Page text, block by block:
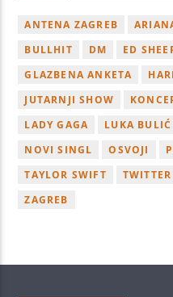
ANTENA ZAGREB
BULLHIT
DM ED
GLAZBENA ANKETA
JUTARNJI SHOW
LADY GAGA
LUKA BULIĆ
NOVI SINGL
OSVOJI
TAYLOR SWIFT
TWITTER
ZAGREB